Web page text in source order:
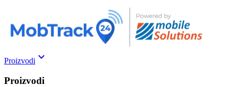
Proizvodi keyboard_arrow_down
Proizvodi